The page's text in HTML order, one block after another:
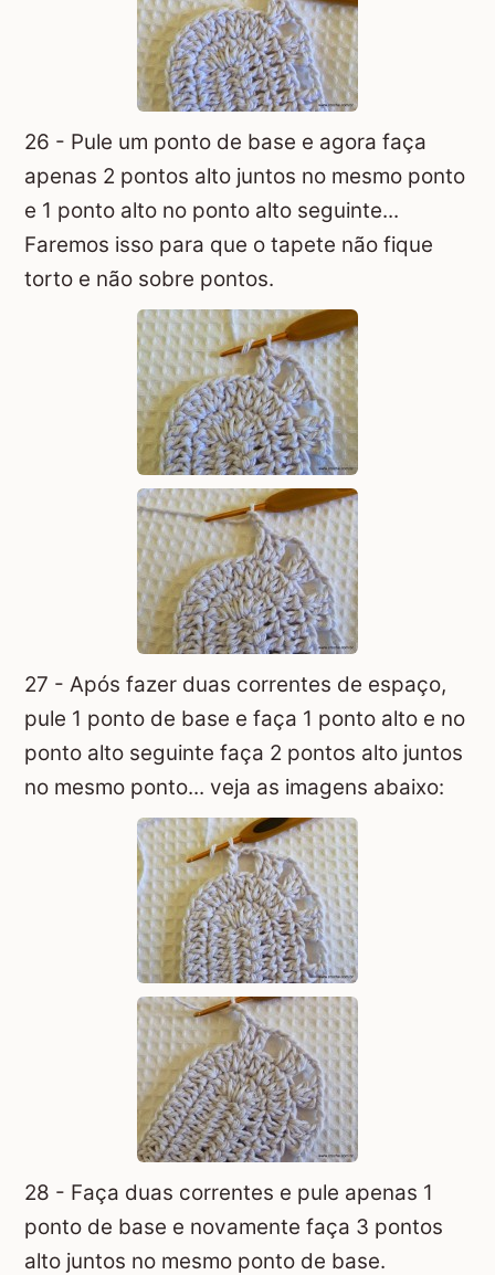
26 - Pule um ponto de base e agora faça
apenas 2 pontos alto juntos no mesmo ponto
e 1 ponto alto no ponto alto seguinte...
Faremos isso para que o tapete não fique
torto e não sobre pontos.
27 - Após fazer duas correntes de espaço,
pule 1 ponto de base e faça 1 ponto alto e no
ponto alto seguinte faça 2 pontos alto juntos
no mesmo ponto... veja as imagens abaixo:
28 - Faça duas correntes e pule apenas 1
ponto de base e novamente faça 3 pontos
alto juntos no mesmo ponto de base.